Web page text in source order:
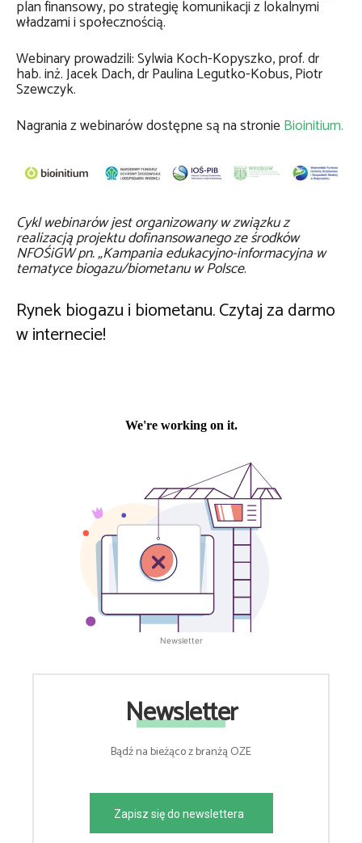
plan finansowy, po strategię komunikacji z lokalnymi
władzami i społecznością.
Webinary prowadzili: Sylwia Koch-Kopyszko, prof. dr
hab. inż. Jacek Dach, dr Paulina Legutko-Kobus, Piotr
Szewczyk.
Nagrania z webinarów dostępne są na stronieBioinitium.
Cykl webinarów jest organizowany w związku z
realizacją projektu dofinansowanego ze środków
NFOŚiGW pn. „Kampania edukacyjno-informacyjna w
tematyce biogazu/biometanu w Polsce.
Rynek biogazu i biometanu. Czytaj za darmo
w internecie!
Newsletter
Newsletter
Bądź na bieżąco z branżą OZE
Zapisz się do newslettera